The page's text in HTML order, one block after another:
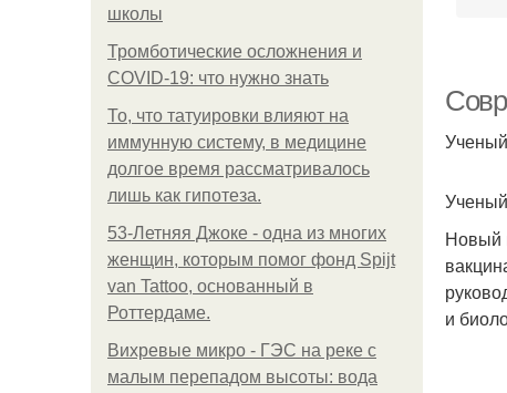
школы
Тромботические осложнения и
COVID-19: что нужно знать
То, что татуировки влияют на
иммунную систему, в медицине
долгое время рассматривалось
лишь как гипотеза.
53-Летняя Джоке - одна из многих
женщин, которым помог фонд Spijt
van Tattoo, основанный в
Роттердаме.
Вихревые микро - ГЭС на реке с
малым перепадом высоты: вода
Новый
и